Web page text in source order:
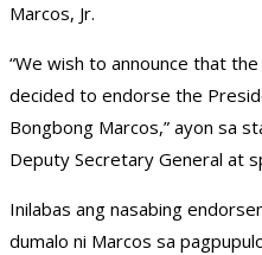
Marcos, Jr.
“We wish to announce that
decided to endorse the
Bongbong Marcos,” ayon sa
Deputy Secretary General at
Inilabas ang nasabing
dumalo ni Marcos sa